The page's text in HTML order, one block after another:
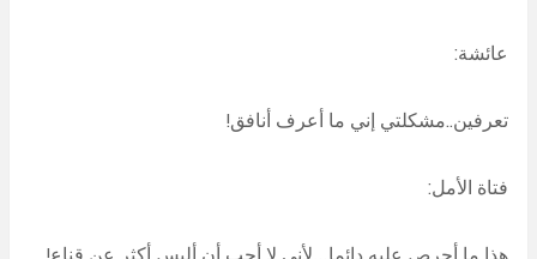
عائشة:
تعرفين..مشكلتي إني ما أعرف أنافق!
فتاة الأمل: